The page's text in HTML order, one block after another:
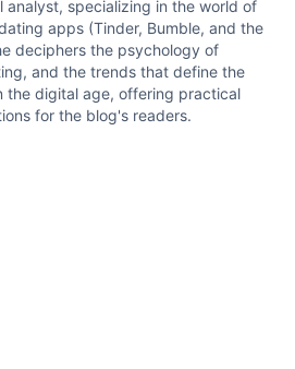
analyst, specializing in the world of
apps (Tinder, Bumble, and the
deciphers the psychology of
and the trends that define the
the digital age, offering practical
for the blog's readers.